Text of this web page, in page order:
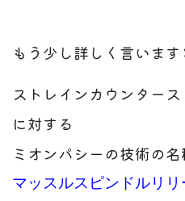
もう少し詳しく言います
ストレインカウンター
に対する
ミオンパシーの技術の名
マッスルスピンドルリリ